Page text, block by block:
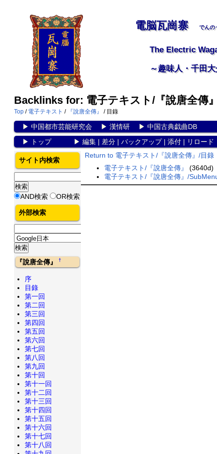
電脳瓦崗寨 でんの
The Electric
～趣味人・千田
Backlinks for: 電子テキスト/『說唐全傳
Top / 電子テキスト / 『說唐全傳』 / 目錄
▶ 中国都市芸能研究会▶ 漢情研▶ 中国古典戯曲DB
▶
トップ▶ 編集| 差分| バックアップ| 添付| リロード
Return to 電子テキスト/『說唐全傳』/目錄
電子テキスト/『說唐全傳』
(3640d)
電子テキスト/『說唐全傳』/
サイト内検索
AND検索 OR検索
外部検索
『說唐全傳』†
序
目錄
第一回
第二回
第三回
第四回
第五回
第六回
第七回
第八回
第九回
第十回
第十一回
第十二回
第十三回
第十四回
第十五回
第十六回
第十七回
第十八回